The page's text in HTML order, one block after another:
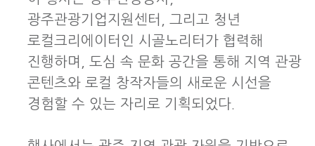
광주관광기업지원센터
, 그리고 청년
로컬크리에이터인 시골노리터 가 협력해
진행하며, 도심 속 문화 공간을 통해 지역 관광
콘텐츠와 로컬 창작자들의 새로운 시선을
경험할 수 있는 자리로 기획되었다.